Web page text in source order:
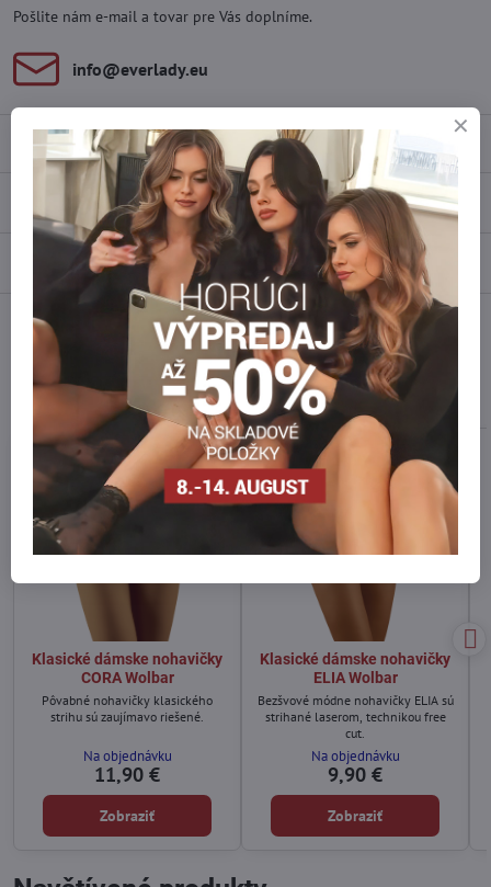
Pošlite nám e-mail a tovar pre Vás doplníme.
info​@everlady​.eu
Popis
0
0
TwitterBlueskyPinterestReddit LinkedInWhatsApp
mail
Podobné produkty
Klasické dámske nohavičky
CORA Wolbar
Pôvabné nohavičky klasického
strihu sú zaujímavo riešené.
Na objednávku
11,90 €
Zobraziť
Klasické dámske nohavičky
ELIA Wolbar
Bezšvové módne nohavičky ELIA sú
strihané laserom, technikou free
cut.
Na objednávku
9,90 €
Zobraziť